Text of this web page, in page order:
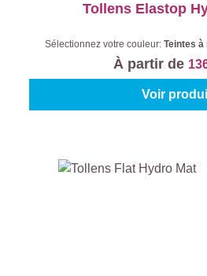
Tollens Elastop
Sélectionnez votre couleur: Teintes à
À partir de
Voir